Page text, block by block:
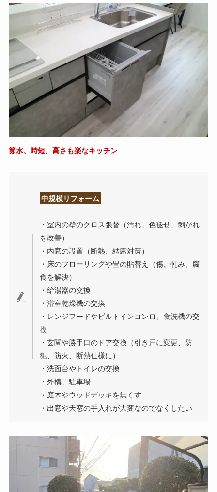
節水、時短、高さも楽なキッチン
中規模リフォーム
・室内の壁のクロス張替（汚れ、色褪せ、剥がれ
を改善）
・内窓の設置（断熱、結露対策）
・床のフローリングや畳の貼替え（傷、軋み、腐
食を解決）
・給湯器の交換
・浴室乾燥機の交換
・レンジフードやビルトインコンロ、食洗機の交
換
・玄関や勝手口のドア交換（引き戸に変更、防
犯、防火、断熱仕様に）
・洗面台やトイレの交換
・外構、駐車場
・庭木やウッドデッキを無くす
・出窓や天窓の手入れが大変なのでなくしたい